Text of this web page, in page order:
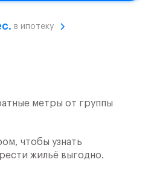
в ипотеку
метры от группы
чтобы узнать
жильё выгодно.